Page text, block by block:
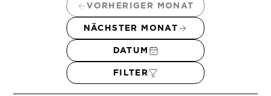
VORHERIGER MONAT
NÄCHSTER MONAT
DATUM
FILTER